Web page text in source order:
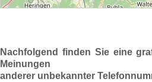
Nachfolgend finden Sie eine
Meinungen
anderer unbekannter